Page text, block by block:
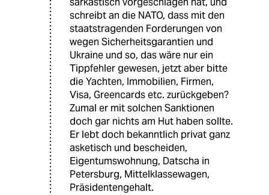
schreibt an die NATO, dass mit den
staatstragenden Forderungen von
wegen Sicherheitsgarantien und
Ukraine und so, das wäre nur ein
Tippfehler gewesen, jetzt aber bitte
die Yachten, Immobilien, Firmen,
Visa, Greencards etc. zurückgeben?
Zumal er mit solchen Sanktionen
doch gar nichts am Hut haben sollte.
Er lebt doch bekanntlich privat ganz
asketisch und bescheiden,
Eigentumswohnung, Datscha in
Petersburg, Mittelklassewagen,
Präsidentengehalt.